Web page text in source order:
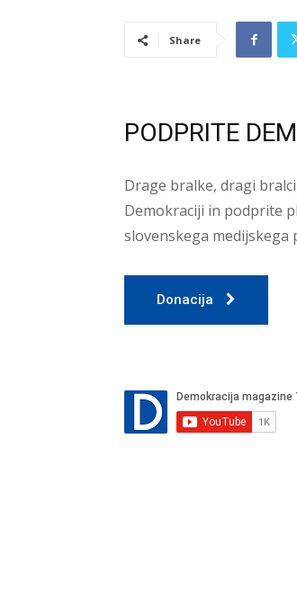
Share
PODPRITE
Drage bralke, dragi
Demokraciji in podprite
slovenskega medijskega
Donacija